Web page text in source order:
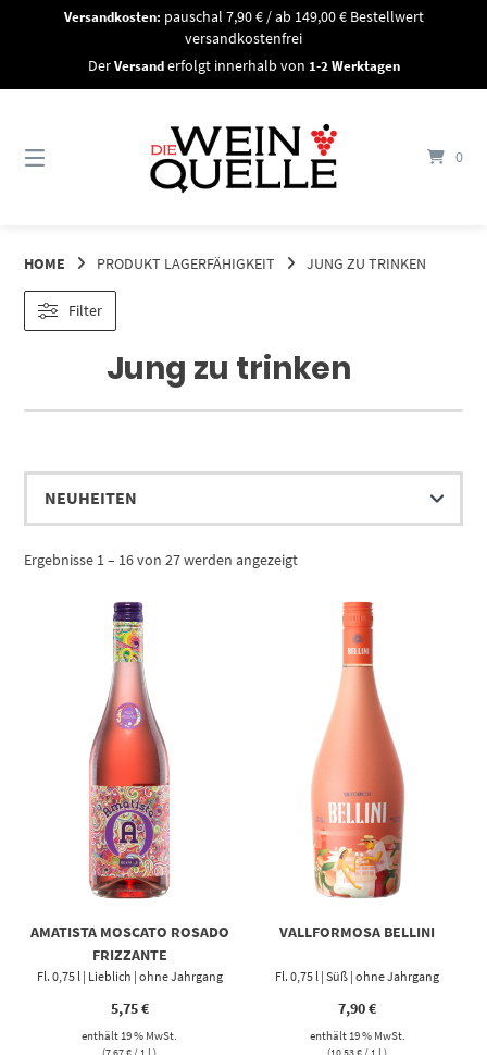
Versandkosten: pauschal 7,90 € / ab 149,00 € Bestellwert
versandkostenfrei
DerVersanderfolgt innerhalb von 1-2 Werktagen
0
HOME PRODUKT LAGERFÄHIGKEIT JUNG ZU TRINKEN
Jung zu trinken
Filter
Ergebnisse 1 – 16 von 27 werden angezeigt
AMATISTA MOSCATO ROSADO
FRIZZANTE
Fl. 0,75 l | Lieblich | ohne Jahrgang
5,75€
enthält 19 % MwSt.
(7,67€/ 1 L)
VALLFORMOSA BELLINI
Fl. 0,75 l | Süß | ohne Jahrgang
7,90€
enthält 19 % MwSt.
(10,53€/ 1 L)